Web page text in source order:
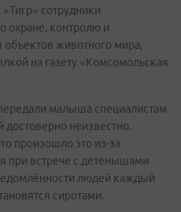
сотрудники
охране, контролю и
животного мира,
на газету «Комсомольская
малыша специалистам.
неизвестно.
произошло это из-за
при встрече с детенышами
людей каждый
сиротами.